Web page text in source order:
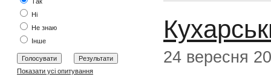
Ні
Не знаю
Інше
Показати усі опитування
24 вересня